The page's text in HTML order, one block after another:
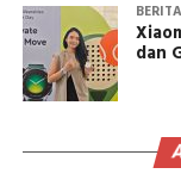
BERITA
dan